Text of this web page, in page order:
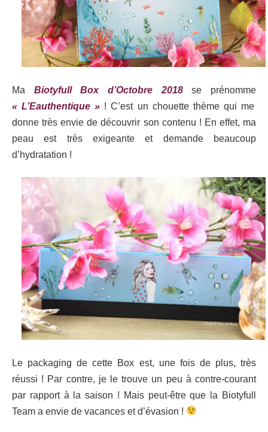
Ma Biotyfull Box d’Octobre 2018se prénomme
« L’Eauthentique » ! C’est un chouette thème qui me
donne très envie de découvrir son contenu ! En effet, ma
peau est très exigeante et demande beaucoup
d’hydratation !
Le packaging de cette Box est, une fois de plus, très
réussi ! Par contre, je le trouve un peu à contre-courant
par rapport à la saison ! Mais peut-être que la Biotyfull
Team a envie de vacances et d’évasion !